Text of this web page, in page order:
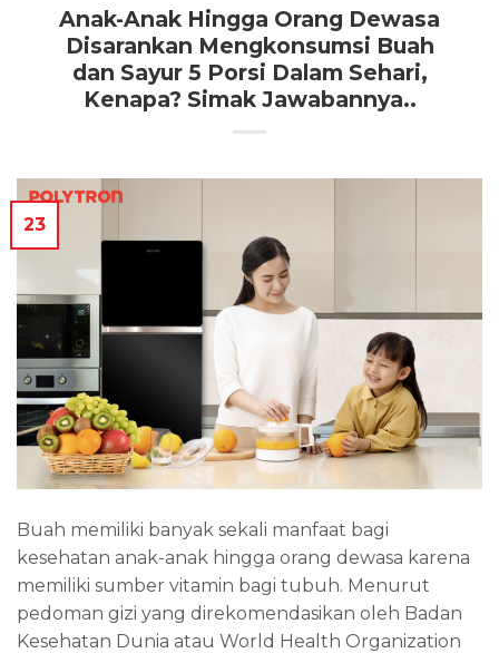
Anak-Anak Hingga Orang Dewasa
Disarankan Mengkonsumsi Buah
dan Sayur 5 Porsi Dalam Sehari,
Kenapa? Simak Jawabannya..
23
Buah memiliki banyak sekali manfaat bagi
kesehatan anak-anak hingga orang dewasa karena
memiliki sumber vitamin bagi tubuh. Menurut
pedoman gizi yang direkomendasikan oleh Badan
Kesehatan Dunia atau World Health Organization